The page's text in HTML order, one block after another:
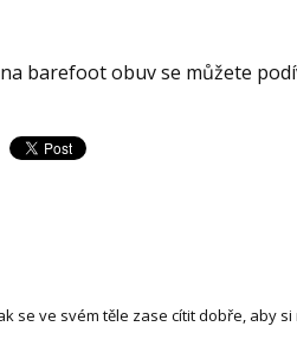
barefoot obuv se můžete
se ve svém těle zase cítit dobře, aby